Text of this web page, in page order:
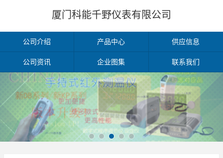
厦门科能千野仪表有限公司
公司介绍 产品中心 供应信息
公司资讯 企业图集 联系我们